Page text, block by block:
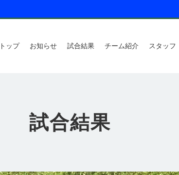
トップ お知らせ 試合結果 チーム紹介 スタッフ
試合結果